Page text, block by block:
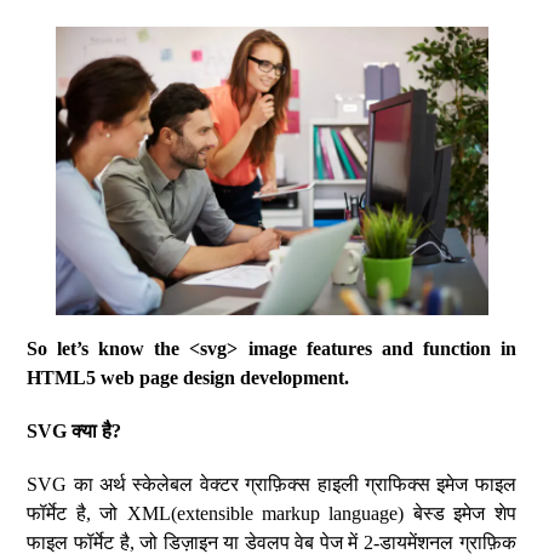
So let’s know the <svg> image features and function in
HTML5 web page design development.
SVG क्या है?
SVG का अर्थ स्केलेबल वेक्टर ग्राफ़िक्स हाइली ग्राफिक्स इमेज फाइल
फॉर्मेट है, जो XML(extensible markup language) बेस्ड इमेज शेप
फाइल फॉर्मेट है, जो डिज़ाइन या डेवलप वेब पेज में 2-डायमेंशनल ग्राफ़िक